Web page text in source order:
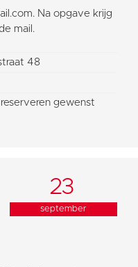
Na opgave krijg
mail.
48
reserveren gewenst
23
september